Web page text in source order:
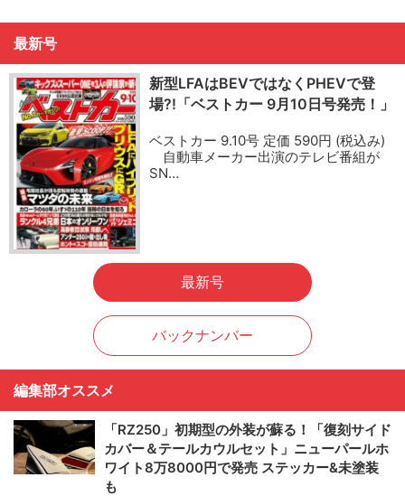
最新号
新型LFAはBEVではなくPHEVで登
場?!「ベストカー 9月10日号発売！」
ベストカー 9.10号 定価 590円 (税込み)
自動車メーカー出演のテレビ番組が
SN…
最新号
バックナンバー
編集部オススメ
「RZ250」初期型の外装が蘇る！「復刻サイド
カバー＆テールカウルセット」ニューパールホ
ワイト8万8000円で発売 ステッカー&未塗装
も